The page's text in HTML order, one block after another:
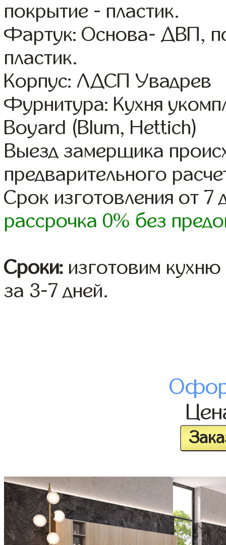
покрытие - пластик.
Фартук: Основа- ДВП,
пластик.
Корпус: ЛДСП Увадрев
Фурнитура: Кухня
Boyard (Blum, Hettich)
Выезд замерщика
предварительного
Срок изготовления от 7
рассрочка 0% без
Сроки: изготовим
за 3-7 дней.